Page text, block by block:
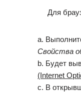
Для
a.
Свойства
b. Будет
(Internet
c. В